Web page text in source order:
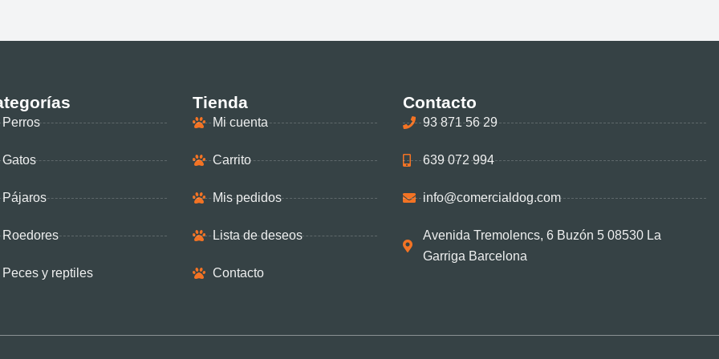
Perros
Gatos
Pájaros
Roedores
Peces y reptiles
Tienda
Mi cuenta
Carrito
Mis pedidos
Lista de deseos
Contacto
Contacto
93 871 56 29
639 072 994
info@comercialdog.com
Avenida Tremolencs, 6 Buzón 5 08530 La
Garriga Barcelona